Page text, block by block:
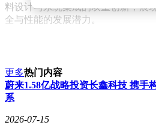
料设计与系统集成的双重创新，展
全与性能的发展潜力。
更多热门内容
蔚来1.58亿战略投资长鑫科技 携手
系
2026-07-15